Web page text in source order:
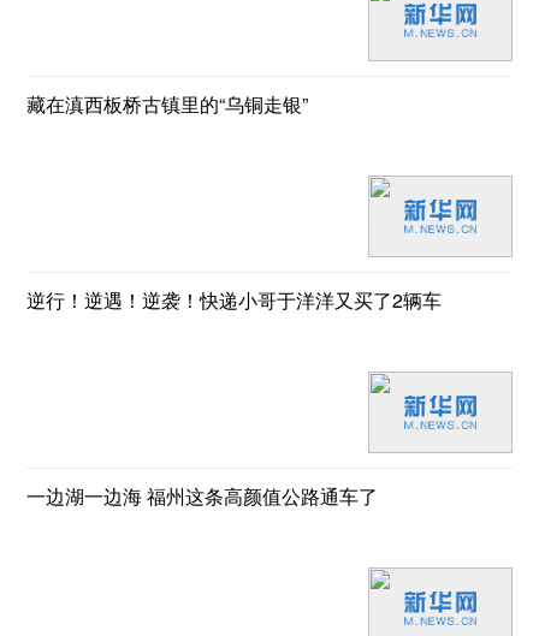
藏在滇西板桥古镇里的“乌铜走银”
逆行！逆遇！逆袭！快递小哥于洋洋又买了2辆车
一边湖一边海 福州这条高颜值公路通车了